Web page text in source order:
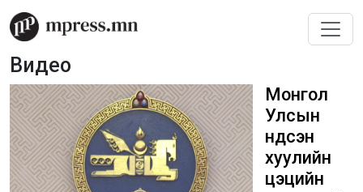
Видео
Монгол
Улсын
Үндсэн
хуулийн
цэцийн